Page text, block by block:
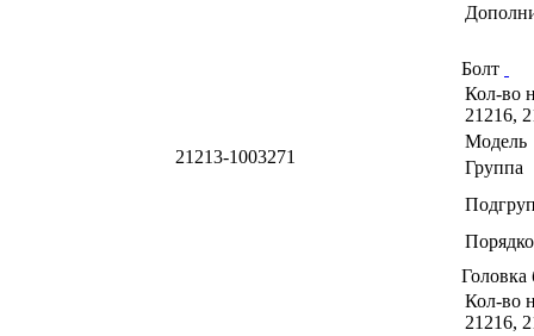
21213-1003271
Болт
Кол-во
21216,
Модель
Группа
Головка
Кол-во
21216,